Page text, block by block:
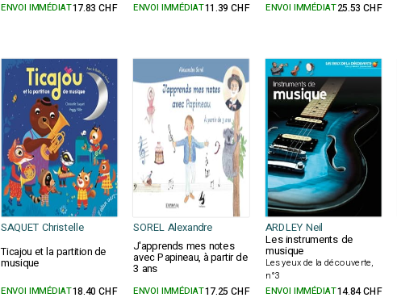
ENVOI IMMÉDIAT17.83 CHF ENVOI IMMÉDIAT11.39 CHF ENVOI IMMÉDIAT25.53 CHF
SAQUET Christelle SOREL Alexandre ARDLEY Neil
Ticajou et la partition de
musique
J'apprends mes notes
avec Papineau, à partir de
3 ans
Les instruments de
musique
Les yeux de la découverte,
n°3
ENVOI IMMÉDIAT18.40 CHF ENVOI IMMÉDIAT17.25 CHF ENVOI IMMÉDIAT14.84 CHF